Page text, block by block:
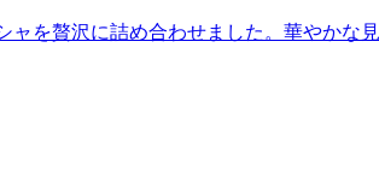
を贅沢に詰め合わせました。華やかな